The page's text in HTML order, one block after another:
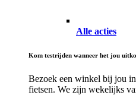
Alle acties
Kom testrijden wanneer het jou
Bezoek een winkel bij jou
fietsen. We zijn wekelijks